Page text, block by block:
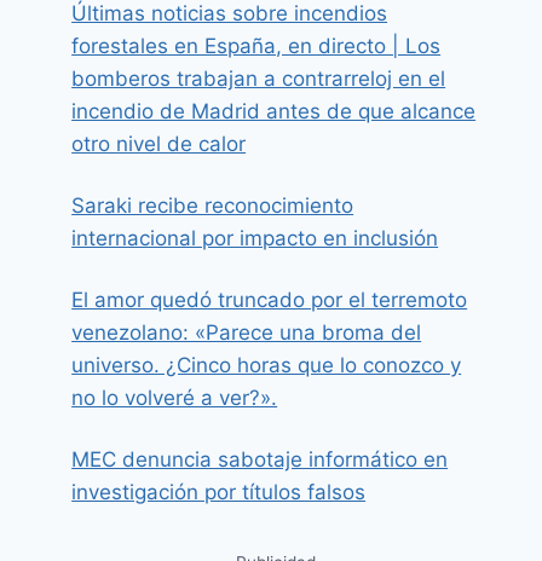
Últimas noticias sobre incendios
forestales en España, en directo | Los
bomberos trabajan a contrarreloj en el
incendio de Madrid antes de que alcance
otro nivel de calor
Saraki recibe reconocimiento
internacional por impacto en inclusión
El amor quedó truncado por el terremoto
venezolano: «Parece una broma del
universo. ¿Cinco horas que lo conozco y
no lo volveré a ver?».
MEC denuncia sabotaje informático en
investigación por títulos falsos